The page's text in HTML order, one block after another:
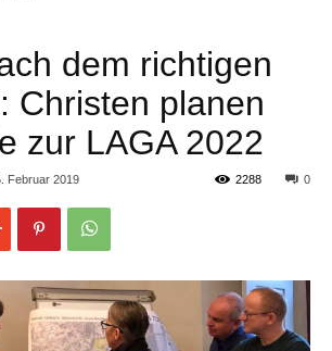
dem richtigen
Christen planen
zur LAGA 2022
Februar 2019 0
2288